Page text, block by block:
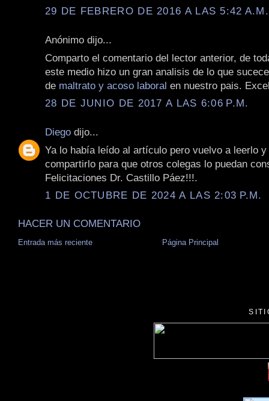
29 DE FEBRERO DE 2016 A LAS 5:42 A.M.
Anónimo dijo...
Comparto el comentario del lector anterior, de
este medio hizo un gran analisis de lo que
de maltrato y acoso laboral en nuestro pais.
28 DE JUNIO DE 2017 A LAS 6:06 P.M.
Diego dijo...
Ya lo había leído al artículo pero vuelvo a leerlo
compartirlo para que otros colegas lo puedan
Felicitaciones Dr. Castillo Páez!!!.
1 DE OCTUBRE DE 2024 A LAS 2:03 P.M.
HACER UN COMENTARIO
Entrada más reciente Página Principal